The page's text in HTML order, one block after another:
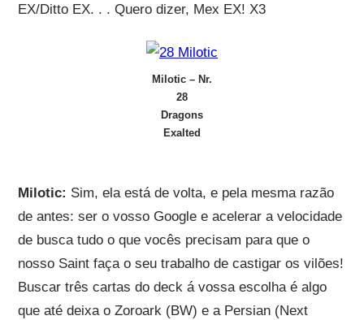
EX/Ditto EX. . . Quero dizer, Mex EX! X3
Milotic – Nr.
28
Dragons
Exalted
Milotic: Sim, ela está de volta, e pela mesma razão
de antes: ser o vosso Google e acelerar a velocidade
de busca tudo o que vocês precisam para que o
nosso Saint faça o seu trabalho de castigar os vilões!
Buscar três cartas do deck á vossa escolha é algo
que até deixa o Zoroark (BW) e a Persian (Next